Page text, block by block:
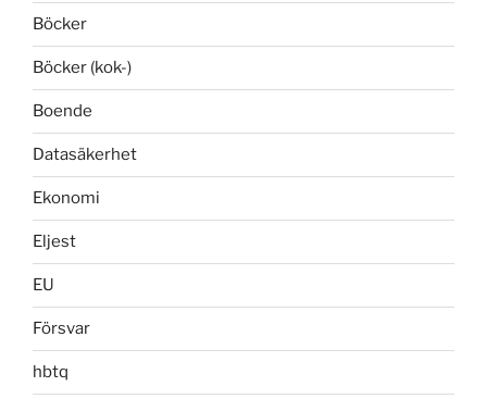
Böcker
Böcker (kok-)
Boende
Datasäkerhet
Ekonomi
Eljest
EU
Försvar
hbtq